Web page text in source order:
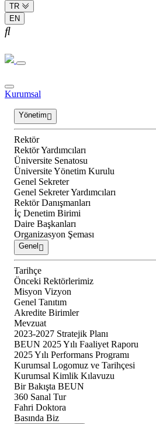
TR
EN
Kurumsal
Yönetim
Rektör
Rektör Yardımcıları
Üniversite Senatosu
Üniversite Yönetim Kurulu
Genel Sekreter
Genel Sekreter Yardımcıları
Rektör Danışmanları
İç Denetim Birimi
Daire Başkanları
Organizasyon Şeması
Genel
Tarihçe
Önceki Rektörlerimiz
Misyon Vizyon
Genel Tanıtım
Akredite Birimler
Mevzuat
2023-2027 Stratejik Planı
BEUN 2025 Yılı Faaliyet Raporu
2025 Yılı Performans Programı
Kurumsal Logomuz ve Tarihçesi
Kurumsal Kimlik Kılavuzu
Bir Bakışta BEUN
360 Sanal Tur
Fahri Doktora
Basında Biz